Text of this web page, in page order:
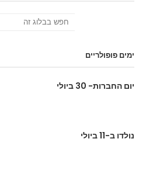
ימים פופולריים
יום החברות- 30 ביולי
נולדו ב-11 ביולי